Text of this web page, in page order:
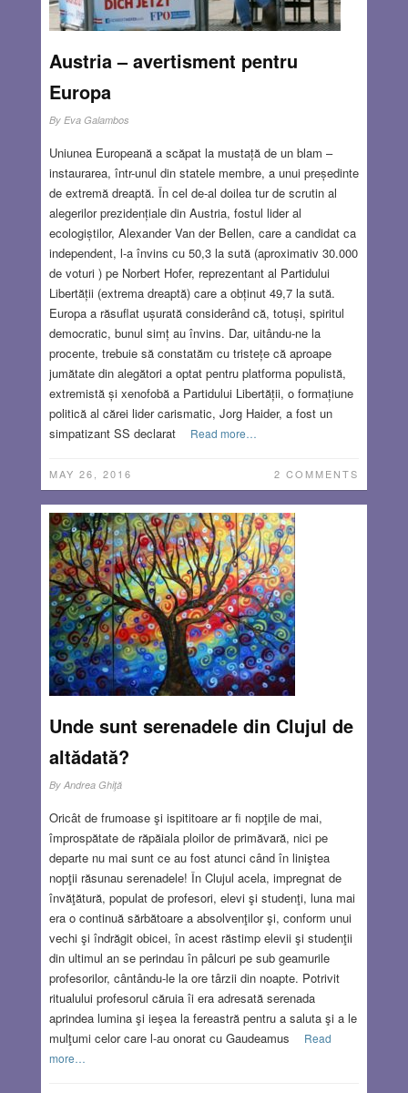
Austria – avertisment pentru
Europa
By Eva Galambos
Uniunea Europeană a scăpat la mustață de un blam –
instaurarea, într-unul din statele membre, a unui președinte
de extremă dreaptă. În cel de-al doilea tur de scrutin al
alegerilor prezidențiale din Austria, fostul lider al
ecologiștilor, Alexander Van der Bellen, care a candidat ca
independent, l-a învins cu 50,3 la sută (aproximativ 30.000
de voturi ) pe Norbert Hofer, reprezentant al Partidului
Libertății (extrema dreaptă) care a obținut 49,7 la sută.
Europa a răsuflat ușurată considerând că, totuși, spiritul
democratic, bunul simț au învins. Dar, uitându-ne la
procente, trebuie să constatăm cu tristețe că aproape
jumătate din alegători a optat pentru platforma populistă,
extremistă și xenofobă a Partidului Libertății, o formațiune
politică al cărei lider carismatic, Jorg Haider, a fost un
simpatizant SS declarat
Read more…
MAY 26, 2016 2 COMMENTS
Unde sunt serenadele din Clujul de
altădată?
By Andrea Ghiţă
Oricât de frumoase şi ispititoare ar fi nopţile de mai,
împrospătate de răpăiala ploilor de primăvară, nici pe
departe nu mai sunt ce au fost atunci când în liniştea
nopţii răsunau serenadele! În Clujul acela, impregnat de
învăţătură, populat de profesori, elevi şi studenţi, luna mai
era o continuă sărbătoare a absolvenţilor şi, conform unui
vechi şi îndrăgit obicei, în acest răstimp elevii şi studenţii
din ultimul an se perindau în pâlcuri pe sub geamurile
profesorilor, cântându-le la ore târzii din noapte. Potrivit
ritualului profesorul căruia îi era adresată serenada
aprindea lumina şi ieşea la fereastră pentru a saluta şi a le
mulţumi celor care l-au onorat cu Gaudeamus
Read
more…